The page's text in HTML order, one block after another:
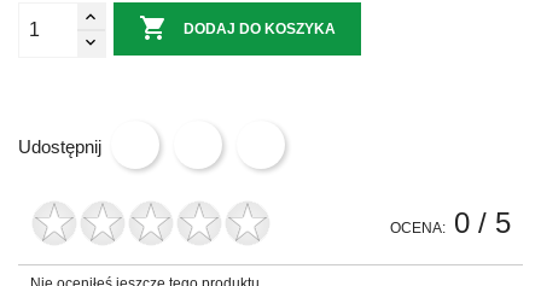
 DODAJ DO KOSZYKA
Udostępnij
OCENA: 0 / 5